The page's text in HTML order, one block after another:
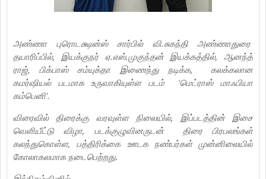
அண்ணா புரொடக்ஷன்ஸ் சார்பில் வி.சுகந்தி அண்ணாதுரை
தயாரிப்பில், இயக்குநர் ஏ.எஸ்.முகுந்தன் இயக்கத்தில், ஆனந்த்
ராஜ், பிக்பாஸ் சம்யுக்தா இணைந்து நடிக்க, கலக்கலான
கமர்ஷியல் படமாக உருவாகியுள்ள படம் 'மெட்ராஸ் மாஃபியா
கம்பெனி'.
விரைவில் திரைக்கு வரவுள்ள நிலையில், இப்படத்தின் இசை
வெளியீட்டு விழா, படக்குழுவினருடன் திரை பிரபலங்கள்
கலந்துகொள்ள, பத்திரிக்கை ஊடக நண்பர்கள் முன்னிலையில்
கோலாகலமாக நடைபெற்றது.